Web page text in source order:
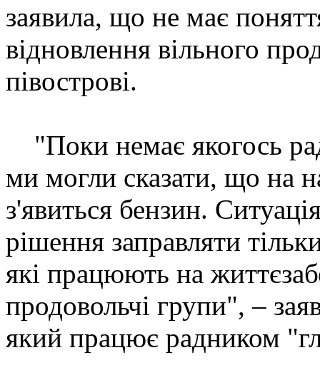
заявила, що не має
відновлення вільного
півострові.
"Поки немає якогось
ми могли сказати, що на
з'явиться бензин.
рішення заправляти
які працюють на
продовольчі групи", –
який працює радником